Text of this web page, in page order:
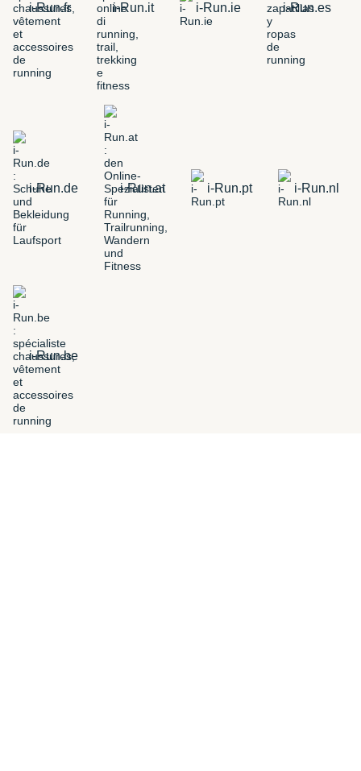
i-Run.fr i-Run.it i-Run.ie i-Run.es
i-Run.de i-Run.at i-Run.pt i-Run.nl
i-Run.be